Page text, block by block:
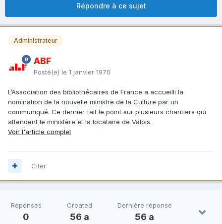
Répondre à ce sujet
Administrateur
ABF
Posté(e) le 1 janvier 1970
L’Association des bibliothécaires de France a accueilli la
nomination de la nouvelle ministre de la Culture par un
communiqué. Ce dernier fait le point sur plusieurs chantiers qui
attendent le ministère et la locataire de Valois.
Voir l'article complet
Citer
Réponses
0
Created
56 a
Dernière réponse
56 a